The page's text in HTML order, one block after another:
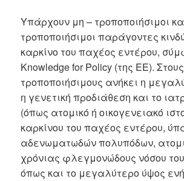
Υπάρχουν μη – τροποποιήσιμοι
τροποποιήσιμοι παράγοντες
καρκίνο του παχέος εντέρου,
Knowledge for Policy (της ΕΕ).
τροποποιήσιμους ανήκει η
η γενετική προδιάθεση και το
(όπως ατομικό ή οικογενειακό
καρκίνου του παχέος εντέρου,
αδενωματωδών πολυπόδων,
χρόνιας φλεγμονώδους νόσου
όπως και το μεγαλύτερο ύψος